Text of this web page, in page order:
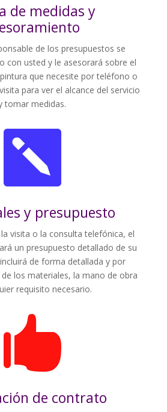
de medidas y
de los presupuestos se
con usted y le asesorará sobre el
que necesite por teléfono o
para ver el alcance del servicio
tomar medidas.

y presupuesto
visita o la consulta telefónica, el
un presupuesto detallado de su
de forma detallada y por
los materiales, la mano de obra
requisito necesario.

de contrato